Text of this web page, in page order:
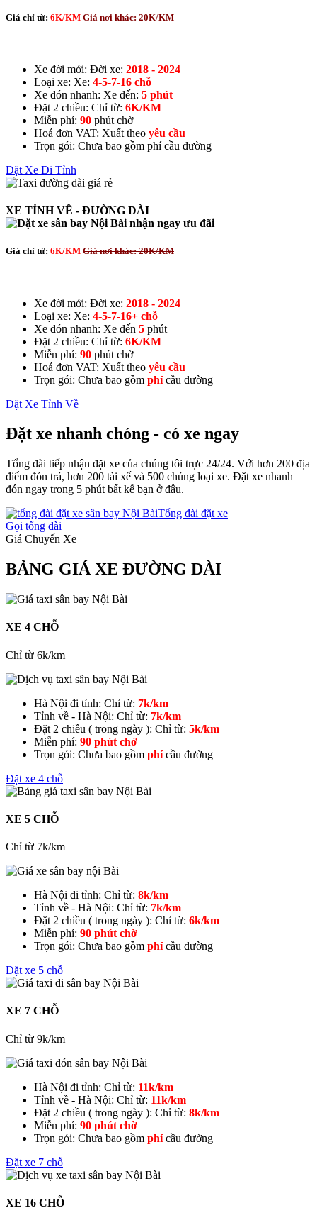
Giá chỉ từ: 6K/KM Giá nơi khác: 20K/KM
Xe đời mới: Đời xe: 2018 - 2024
Loại xe: Xe: 4-5-7-16 chỗ
Xe đón nhanh: Xe đến: 5 phút
Đặt 2 chiều: Chỉ từ: 6K/KM
Miễn phí: 90 phút chờ
Hoá đơn VAT: Xuất theo yêu cầu
Trọn gói: Chưa bao gồm phí cầu đường
Đặt Xe Đi Tỉnh
XE TỈNH VỀ - ĐƯỜNG DÀI
Giá chỉ từ: 6K/KM Giá nơi khác: 20K/KM
Xe đời mới: Đời xe: 2018 - 2024
Loại xe: Xe: 4-5-7-16+ chỗ
Xe đón nhanh: Xe đến 5 phút
Đặt 2 chiều: Chỉ từ: 6K/KM
Miễn phí: 90 phút chờ
Hoá đơn VAT: Xuất theo yêu cầu
Trọn gói: Chưa bao gồm phícầu đường
Đặt Xe Tỉnh Về
Đặt xe nhanh chóng - có xe ngay
Tổng đài tiếp nhận đặt xe của chúng tôi trực 24/24. Với hơn 200 địa
điểm đón trả, hơn 200 tài xế và 500 chủng loại xe. Đặt xe nhanh
đón ngay trong 5 phút bất kể bạn ở đâu.
Tổng đài đặt xe
Gọi tổng đài
Giá Chuyến Xe
BẢNG GIÁ XE ĐƯỜNG DÀI
XE 4 CHỖ
Chỉ từ 6k/km
Hà Nội đi tỉnh: Chỉ từ: 7k/km
Tỉnh về - Hà Nội: Chỉ từ: 7k/km
Đặt 2 chiều ( trong ngày ): Chỉ từ: 5k/km
Miễn phí: 90 phút chờ
Trọn gói: Chưa bao gồm phícầu đường
Đặt xe 4 chỗ
XE 5 CHỖ
Chỉ từ 7k/km
Hà Nội đi tỉnh: Chỉ từ: 8k/km
Tỉnh về - Hà Nội: Chỉ từ: 7k/km
Đặt 2 chiều ( trong ngày ): Chỉ từ: 6k/km
Miễn phí: 90 phút chờ
Trọn gói: Chưa bao gồm phícầu đường
Đặt xe 5 chỗ
XE 7 CHỖ
Chỉ từ 9k/km
Hà Nội đi tỉnh: Chỉ từ: 11k/km
Tỉnh về - Hà Nội: Chỉ từ: 11k/km
Đặt 2 chiều ( trong ngày ): Chỉ từ: 8k/km
Miễn phí: 90 phút chờ
Trọn gói: Chưa bao gồm phícầu đường
Đặt xe 7 chỗ
XE 16 CHỖ